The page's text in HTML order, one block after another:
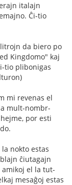
italajn
Ĉi-tio
da biero po
Kingdomo" kaj
tio plibonigas
mi revenas el
mult-nombr-
por esti
nokto estas
ĉiutagajn
el la tut-
mesaĝoj estas